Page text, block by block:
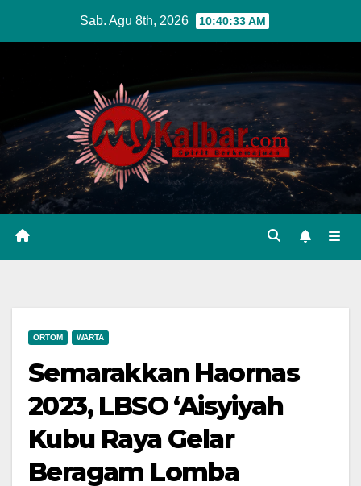
Sab. Agu 8th, 2026 10:40:35 AM
ORTOM WARTA
Semarakkan Haornas
2023, LBSO ‘Aisyiyah
Kubu Raya Gelar
Beragam Lomba